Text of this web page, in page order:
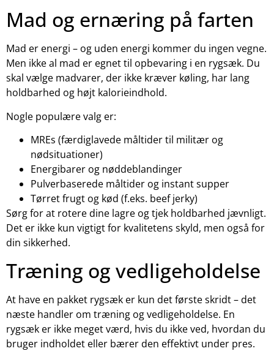
Mad og ernæring på farten
Mad er energi – og uden energi kommer du ingen vegne.
Men ikke al mad er egnet til opbevaring i en rygsæk. Du
skal vælge madvarer, der ikke kræver køling, har lang
holdbarhed og højt kalorieindhold.
Nogle populære valg er:
MREs (færdiglavede måltider til militær og
nødsituationer)
Energibarer og nøddeblandinger
Pulverbaserede måltider og instant supper
Tørret frugt og kød (f.eks. beef jerky)
Sørg for at rotere dine lagre og tjek holdbarhed jævnligt.
Det er ikke kun vigtigt for kvalitetens skyld, men også for
din sikkerhed.
Træning og vedligeholdelse
At have en pakket rygsæk er kun det første skridt – det
næste handler om træning og vedligeholdelse. En
rygsæk er ikke meget værd, hvis du ikke ved, hvordan du
bruger indholdet eller bærer den effektivt under pres.